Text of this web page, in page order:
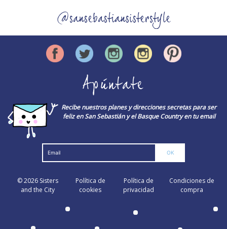
@sansebastiansisterstyle
Apúntate
Recibe nuestros planes y direcciones secretas para ser
feliz en San Sebastián y el Basque Country en tu email
© 2026 Sisters
and the City
Política de
cookies
Política de
privacidad
Condiciones de
compra